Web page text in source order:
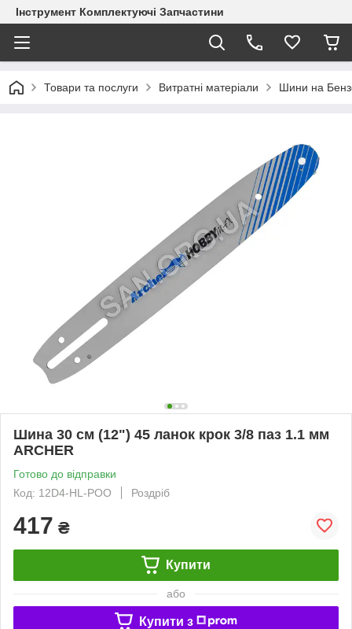
Інструмент Комплектуючі Запчастини
Товари та послуги Витратні матеріали Шини на
Шина 30 см (12") 45 ланок крок 3/8 паз 1.1 мм
ARCHER
Готово до відправки
Код: 12D4-HL-POO
Роздріб
417 ₴
Купити
або
Купити з